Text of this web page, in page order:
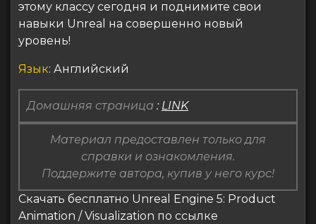
этому классу сегодня и поднимите свои
навыки Unreal на совершенно новый
уровень!
Язык: Английский
Домашняя страница : LINK
Материал предоставлен только для
справки и ознакомления.
Поддержите автора, купив у него курс!
Скачать бесплатно Unreal Engine 5: Product
Animation / Visualization по ссылке